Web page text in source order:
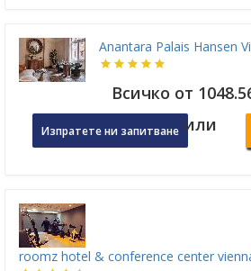
Anantara Palais Hansen
Всичко от
Изпратете ни запитване или
roomz hotel & conference center